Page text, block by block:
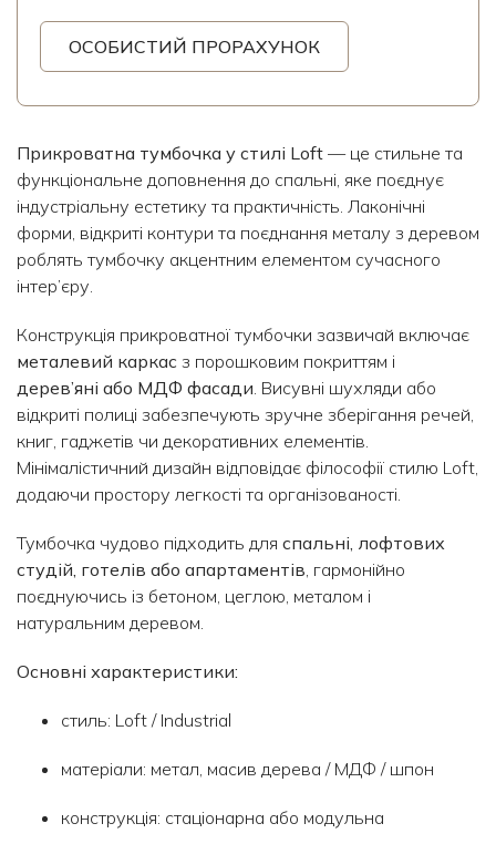
ОСОБИСТИЙ ПРОРАХУНОК
Прикроватна тумбочка у стилі Loft — це стильне та
функціональне доповнення до спальні, яке поєднує
індустріальну естетику та практичність. Лаконічні
форми, відкриті контури та поєднання металу з деревом
роблять тумбочку акцентним елементом сучасного
інтер’єру.
Конструкція прикроватної тумбочки зазвичай включає
металевий каркас з порошковим покриттям і
дерев’яні або МДФ фасади. Висувні шухляди або
відкриті полиці забезпечують зручне зберігання речей,
книг, гаджетів чи декоративних елементів.
Мінімалістичний дизайн відповідає філософії стилю Loft,
додаючи простору легкості та організованості.
Тумбочка чудово підходить для спальні, лофтових
студій, готелів або апартаментів, гармонійно
поєднуючись із бетоном, цеглою, металом і
натуральним деревом.
Основні характеристики:
стиль: Loft / Industrial
матеріали: метал, масив дерева / МДФ / шпон
конструкція: стаціонарна або модульна